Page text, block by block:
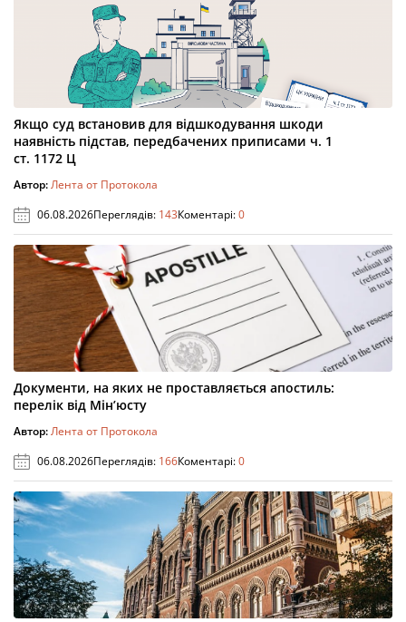
Якщо суд встановив для відшкодування шкоди
наявність підстав, передбачених приписами ч. 1
ст. 1172 Ц
Автор:Лента от Протокола
06.08.2026Переглядів: 143Коментарі:0
Документи, на яких не проставляється апостиль:
перелік від Мін’юсту
Автор:Лента от Протокола
06.08.2026Переглядів: 166Коментарі:0